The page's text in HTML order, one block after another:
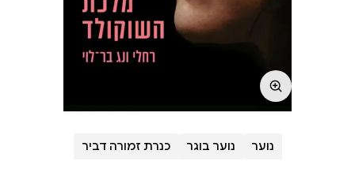
נוער נוער בוגר כנרת זמורה דביר